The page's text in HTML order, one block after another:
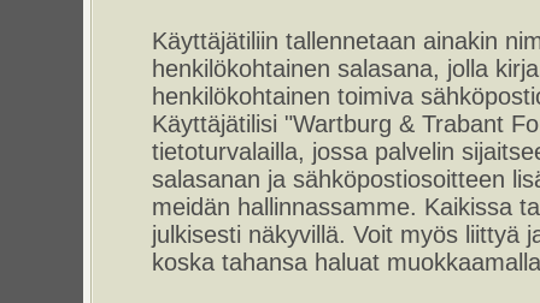
Käyttäjätiliin tallennetaan ainakin
henkilökohtainen salasana, jolla
henkilökohtainen toimiva
Käyttäjätilisi "Wartburg & Trabant
tietoturvalailla, jossa palvelin
salasanan ja sähköpostiosoitteen
meidän hallinnassamme. Kaikissa
julkisesti näkyvillä. Voit myös liittyä
koska tahansa haluat